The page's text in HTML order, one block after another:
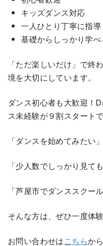
キッズダンス対応
一人ひとり丁寧に指導
基礎からしっかり学べ
「ただ楽しいだけ」で終
境を大切にしています。
ダンス初心者も大歓迎！
ス未経験が９割スタート
「ダンスを始めてみたい」
「少人数でしっかり見て
「芦屋市でダンススクー
そんな方は、ぜひ一度体
お問い合わせはこちらから